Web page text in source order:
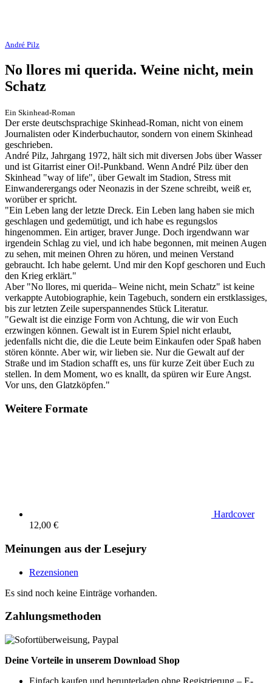
André Pilz
No llores mi querida. Weine nicht, mein
Schatz
Ein Skinhead-Roman
Der erste deutschsprachige Skinhead-Roman, nicht von einem
Journalisten oder Kinderbuchautor, sondern von einem Skinhead
geschrieben.
André Pilz, Jahrgang 1972, hält sich mit diversen Jobs über Wasser
und ist Gitarrist einer Oi!-Punkband. Wenn André Pilz über den
Skinhead "way of life", über Gewalt im Stadion, Stress mit
Einwanderergangs oder Neonazis in der Szene schreibt, weiß er,
worüber er spricht.
"Ein Leben lang der letzte Dreck. Ein Leben lang haben sie mich
geschlagen und gedemütigt, und ich habe es regungslos
hingenommen. Ein artiger, braver Junge. Doch irgendwann war
irgendein Schlag zu viel, und ich habe begonnen, mit meinen Augen
zu sehen, mit meinen Ohren zu hören, und meinen Verstand
gebraucht. Ich habe gelernt. Und mir den Kopf geschoren und Euch
den Krieg erklärt."
Aber "No llores, mi querida– Weine nicht, mein Schatz" ist keine
verkappte Autobiographie, kein Tagebuch, sondern ein erstklassiges,
bis zur letzten Zeile superspannendes Stück Literatur.
"Gewalt ist die einzige Form von Achtung, die wir von Euch
erzwingen können. Gewalt ist in Eurem Spiel nicht erlaubt,
jedenfalls nicht die, die die Leute beim Einkaufen oder Spaß haben
stören könnte. Aber wir, wir lieben sie. Nur die Gewalt auf der
Straße und im Stadion schafft es, uns für kurze Zeit über Euch zu
stellen. In dem Moment, wo es knallt, da spüren wir Eure Angst.
Vor uns, den Glatzköpfen."
Weitere Formate
Hardcover
12,00 €
Meinungen aus der Lesejury
Rezensionen
Es sind noch keine Einträge vorhanden.
Zahlungsmethoden
Deine Vorteile in unserem Download Shop